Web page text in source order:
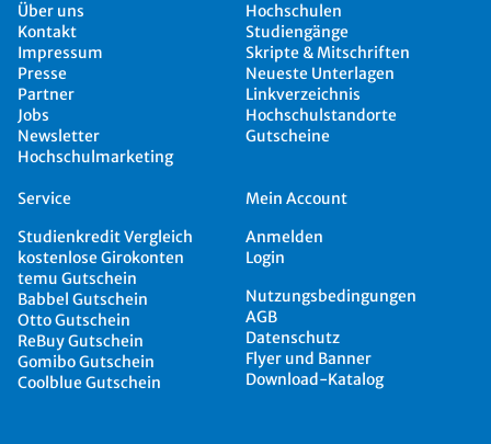
Über uns
Kontakt
Impressum
Presse
Partner
Jobs
Newsletter
Hochschulmarketing
Hochschulen
Studiengänge
Skripte & Mitschriften
Neueste Unterlagen
Linkverzeichnis
Hochschulstandorte
Gutscheine
Service
Studienkredit Vergleich
kostenlose Girokonten
temu Gutschein
Babbel Gutschein
Otto Gutschein
ReBuy Gutschein
Gomibo Gutschein
Coolblue Gutschein
Mein Account
Anmelden
Login
Nutzungsbedingungen
AGB
Datenschutz
Flyer und Banner
Download-Katalog